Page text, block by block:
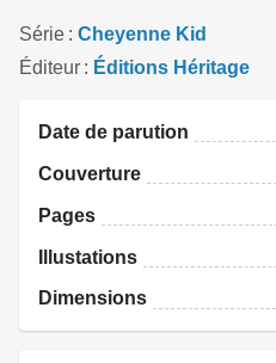
Série
Cheyenne Kid
Éditeur
Éditions Héritage
Date de parution
Couverture
Pages
Illustations
Dimensions